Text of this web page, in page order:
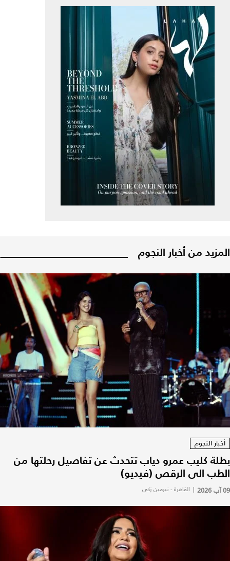
المزيد من أخبار النجوم
أخبار النجوم
بطلة كليب عمرو دياب تتحدث عن تفاصيل رحلتها من
الطب الى الرقص (فيديو)
09 آب 2026 | القاهرة - نيرمين زكي